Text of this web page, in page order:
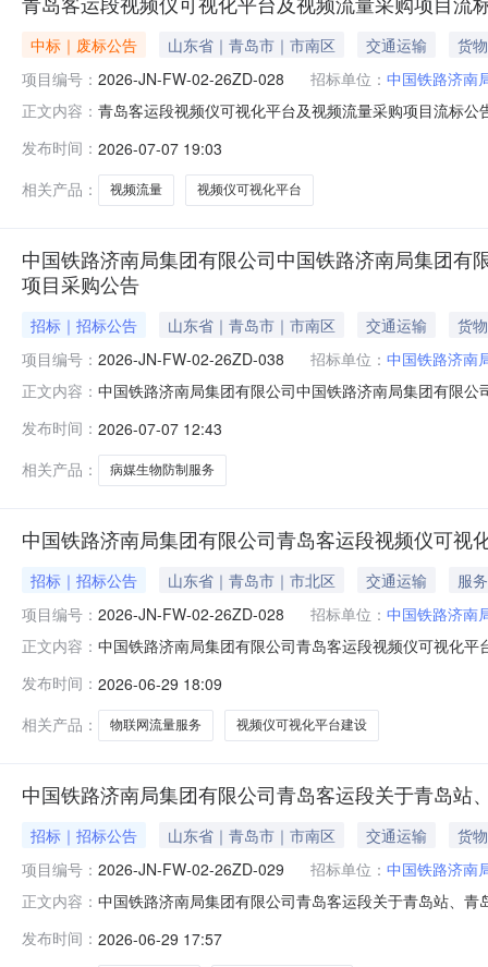
中标｜废标公告 山东省｜青岛市｜市南区 交通运输
货物
项目编号： 2026-JN-FW-02-26ZD-028 招标单位： 中国铁路济南
正文内容： 青岛客运段视频仪可视化平台及视频流量采购项目流标
0532-82976367
发布时间： 2026-07-07 19:03
相关产品：
视频流量 视频仪可视化平台
中国铁路济南局集团有限公司中国铁路济南局集团
项目采购公告
招标｜招标公告 山东省｜青岛市｜市南区 交通运输
货物
项目编号： 2026-JN-FW-02-26ZD-038 招标单位： 中国铁路济南
正文内容： 中国铁路济南局集团有限公司中国铁路济南局集团有限
1.4联系方式：0532-82977569、0532-829763672.招标
发布时间： 2026-07-07 12:43
相关产品：
病媒生物防制服务
中国铁路济南局集团有限公司青岛客运段视频仪可视
招标｜招标公告 山东省｜青岛市｜市北区 交通运输
服务
项目编号： 2026-JN-FW-02-26ZD-028 招标单位： 中国铁路济南
正文内容： 中国铁路济南局集团有限公司青岛客运段视频仪可视化
资设备招标代理有限公司2.2单位地址：山东省济南市天
发布时间： 2026-06-29 18:09
相关产品：
物联网流量服务 视频仪可视化平台建设
中国铁路济南局集团有限公司青岛客运段关于青岛
招标｜招标公告 山东省｜青岛市｜市南区 交通运输
货物
项目编号： 2026-JN-FW-02-26ZD-029 招标单位： 中国铁路济南
正文内容： 中国铁路济南局集团有限公司青岛客运段关于青岛站、
代理机构2.1单位名称：济南中铁物资设备招标代理有限
发布时间： 2026-06-29 17:57